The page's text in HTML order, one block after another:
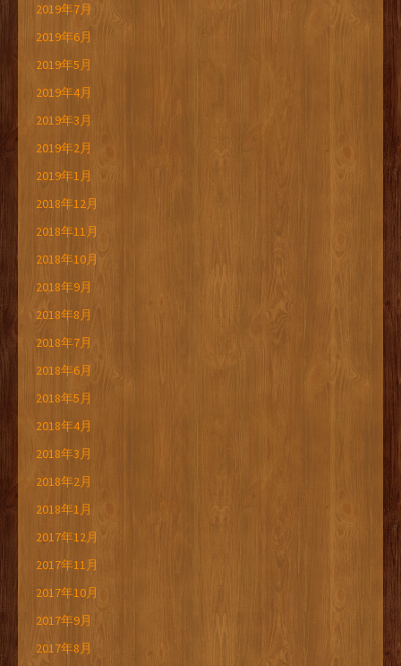
2019年7月
2019年6月
2019年5月
2019年4月
2019年3月
2019年2月
2019年1月
2018年12月
2018年11月
2018年10月
2018年9月
2018年8月
2018年7月
2018年6月
2018年5月
2018年4月
2018年3月
2018年2月
2018年1月
2017年12月
2017年11月
2017年10月
2017年9月
2017年8月